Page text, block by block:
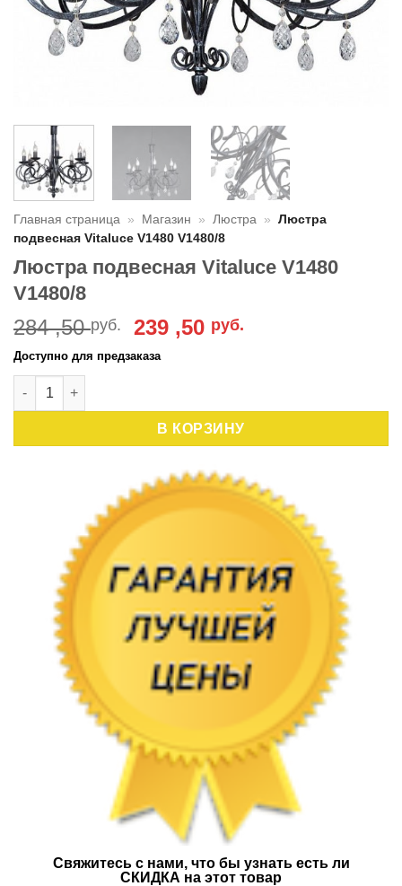
Главная страница » Магазин » Люстра »
Люстра
подвесная Vitaluce V1480 V1480/8
Люстра подвесная Vitaluce V1480
V1480/8
284 ,50руб.
Первоначальная
цена
,50 руб..
239 ,50 руб.
Доступно для предзаказа
Количество товара Люстра подвесная Vitaluce V1480 V1480/
В КОРЗИНУ
Свяжитесь с нами, что бы узнать есть ли
СКИДКА на этот товар